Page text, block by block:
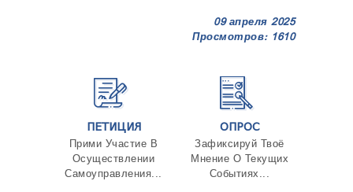
09 апреля 2025
Просмотров: 1610
ПЕТИЦИЯ
Прими Участие В
Осуществлении
Самоуправления...
ОПРОС
Зафиксируй Твоё
Мнение О Текущих
Событиях...